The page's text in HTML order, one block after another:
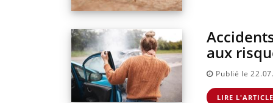
aux
Publié le
LIRE L'ARTICLE
non ! D'un côté,
sur la maladie
c'est montrer ...